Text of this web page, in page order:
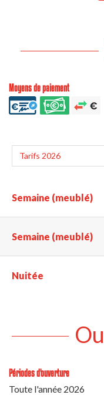
Moyens de paiement
Semaine (meublé)
Semaine (meublé)
Nuitée
Périodes d'ouverture
Toute l'année 2026